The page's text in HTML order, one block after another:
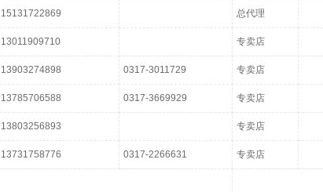
15131722869 总代理
13011909710 专卖店
13903274898 0317-3011729 专卖店
13785706588 0317-3669929 专卖店
13803256893 专卖店
13731758776 0317-2266631 专卖店